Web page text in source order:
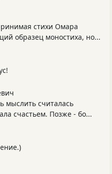
стихи Омара
образец моностиха, но...
мыслить считалась
счастьем. Позже - бо...